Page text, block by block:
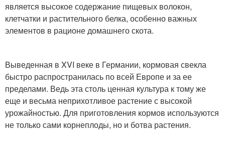
является высокое содержание пищевых волокон,
клетчатки и растительного белка, особенно важных
элементов в рационе домашнего скота.
Выведенная в XVI веке в Германии, кормовая свекла
быстро распространилась по всей Европе и за ее
пределами. Ведь эта столь ценная культура к тому же
еще и весьма неприхотливое растение с высокой
урожайностью. Для приготовления кормов используются
не только сами корнеплоды, но и ботва растения.